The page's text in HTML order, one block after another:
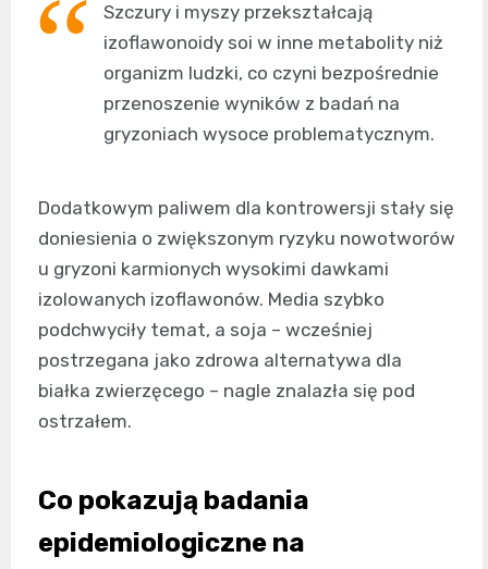
Szczury i myszy przekształcają
izoflawonoidy soi w inne metabolity niż
organizm ludzki, co czyni bezpośrednie
przenoszenie wyników z badań na
gryzoniach wysoce problematycznym.
Dodatkowym paliwem dla kontrowersji stały się
doniesienia o zwiększonym ryzyku nowotworów
u gryzoni karmionych wysokimi dawkami
izolowanych izoflawonów. Media szybko
podchwyciły temat, a soja – wcześniej
postrzegana jako zdrowa alternatywa dla
białka zwierzęcego – nagle znalazła się pod
ostrzałem.
Co pokazują badania
epidemiologiczne na